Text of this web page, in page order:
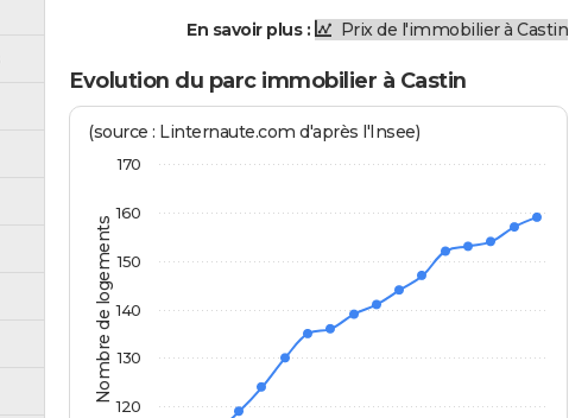
En savoir plus : Prix de l'immobilier à Castin
Evolution du parc immobilier à Castin
Nombre de logements
(source : Linternaute.com d'après l'Insee)
120
130
140
150
160
170